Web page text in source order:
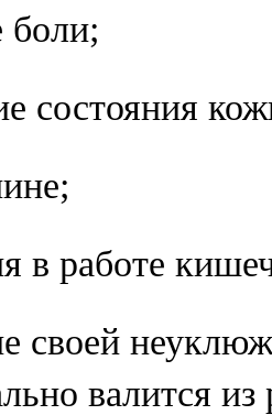
боли;
состояния
в работе
своей
валится из